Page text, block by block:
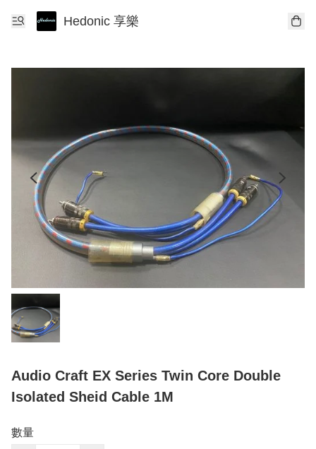
Hedonic 享樂
Audio Craft EX Series Twin Core Double
Isolated Sheid Cable 1M
數量